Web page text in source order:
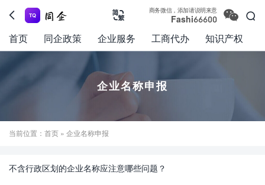
 
商务微信，添加请说明来意
Fashi66600 

首页 同企政策 企业服务 工商代办 知识产权
企业名称申报
当前位置： 首页 » 企业名称申报
不含行政区划的企业名称应注意哪些问题？